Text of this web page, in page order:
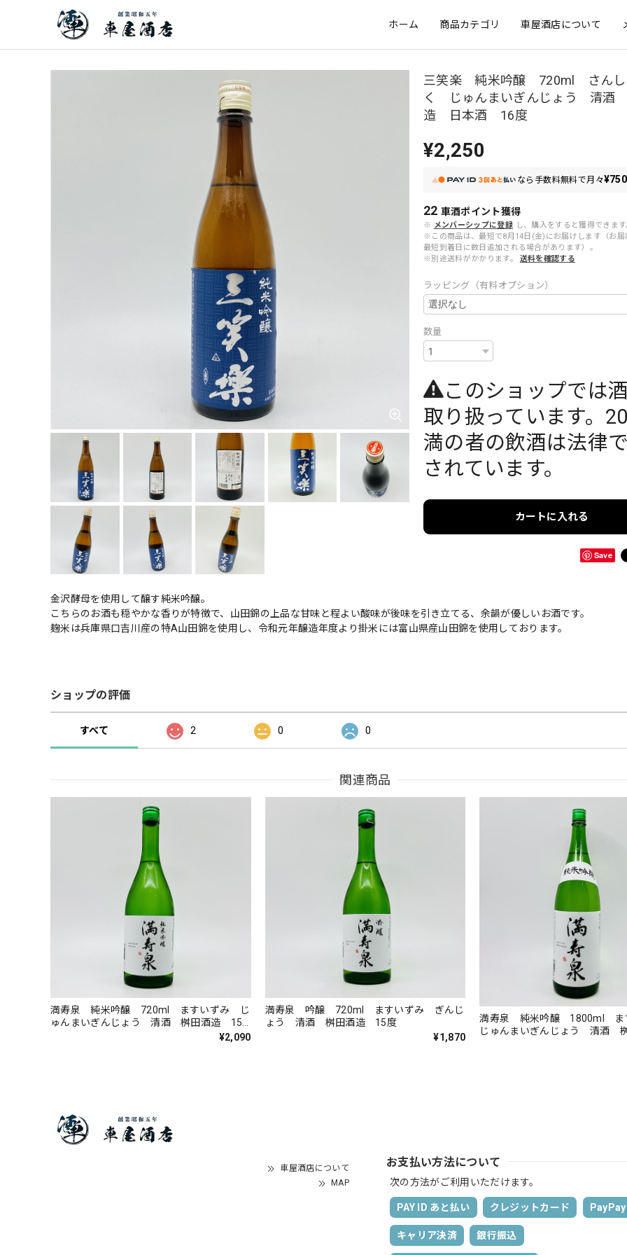
ホーム 商品カテゴリ 車屋酒店について
三笑楽 純米吟醸 720ml さんし
く じゅんまいぎんじょう 清酒
造 日本酒 16度
¥2,250
なら 手数料無料で月々¥750
22 車酒ポイント獲得
※ メンバーシップに登録 し、購入をすると獲得できま
※この商品は、最短で8月14日(金)にお届けします（お届
最短到着日に数日追加される場合があります）。
※別途送料がかかります。
送料を確認する
ラッピング（有料オプション）
数量
このショップでは
取り扱っています。
満の者の飲酒は法律
されています。
カートに入れる
Save
金沢酵母を使用して醸す純米吟醸。
こちらのお酒も穏やかな香りが特徴で、山田錦の上品な甘味と程よい酸味が後味を引き立てる、余韻が優しいお酒です。
麹米は兵庫県口吉川産の特A山田錦を使用し、令和元年醸造年度より掛米には富山県産山田錦を使用しております。
ショップの評価
すべて 2 0 0
関連商品
満寿泉 純米吟醸 720ml ますいずみ じ
ゅんまいぎんじょう 清酒 桝田酒造 15
¥2,090
満寿泉 吟醸 720ml ますいずみ ぎんじ
ょう 清酒 桝田酒造 15度
¥1,870
満寿泉 純米吟醸 1800ml
じゅんまいぎんじょう 清酒
車屋酒店について
MAP
お支払い方法について
次の方法がご利用いただけます。
PAY ID あと払い クレジットカード PayPay
キャリア決済 銀行振込